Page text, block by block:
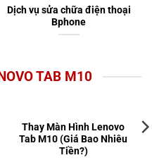
Dịch vụ sửa chữa điện thoại
Bphone
TAB M10
Thay Màn Hình Lenovo
Tab M10 (Giá Bao Nhiêu
Tiền?)